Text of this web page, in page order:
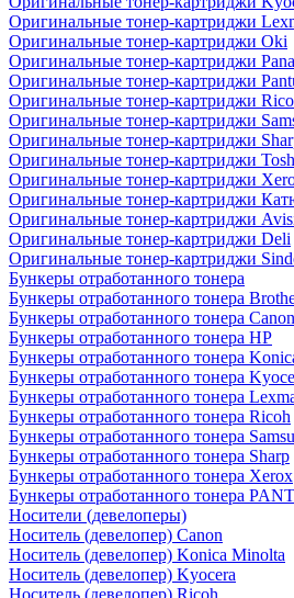
Оригинальные тонер-картриджи
Оригинальные тонер-картриджи Oki
Оригинальные тонер-картриджи
Оригинальные тонер-картриджи
Оригинальные тонер-картриджи
Оригинальные тонер-картриджи
Оригинальные тонер-картриджи
Оригинальные тонер-картриджи
Оригинальные тонер-картриджи
Оригинальные тонер-картриджи
Оригинальные тонер-картриджи
Оригинальные тонер-картриджи Deli
Оригинальные тонер-картриджи
Бункеры отработанного тонера
Бункеры отработанного тонера
Бункеры отработанного тонера Canon
Бункеры отработанного тонера HP
Бункеры отработанного тонера
Бункеры отработанного тонера
Бункеры отработанного тонера
Бункеры отработанного тонера Ricoh
Бункеры отработанного тонера
Бункеры отработанного тонера Sharp
Бункеры отработанного тонера Xerox
Бункеры отработанного тонера
Носители (девелоперы)
Носитель (девелопер) Canon
Носитель (девелопер) Konica Minolta
Носитель (девелопер) Kyocera
Носитель (девелопер) Ricoh